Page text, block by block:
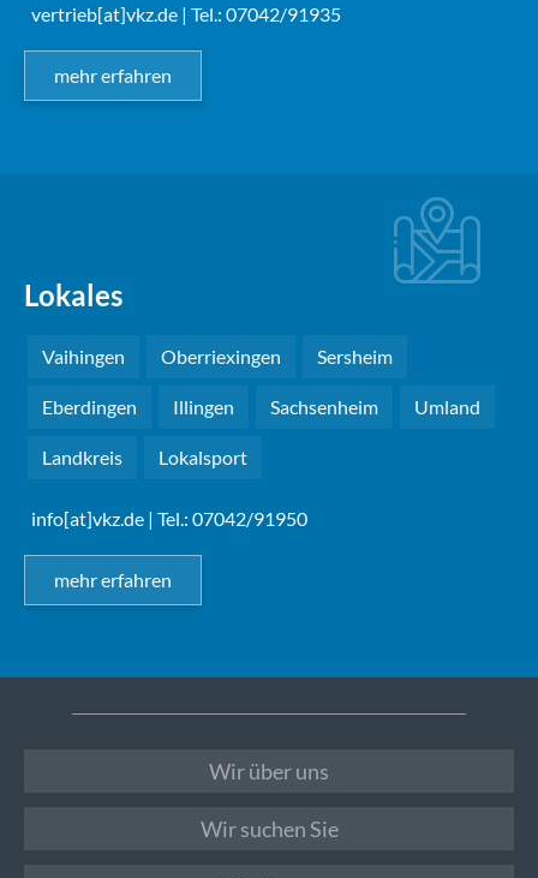
vertrieb[at]vkz.de | Tel.: 07042/91935
mehr erfahren
Lokales
Vaihingen Oberriexingen Sersheim
Eberdingen Illingen Sachsenheim Umland
Landkreis Lokalsport
info[at]vkz.de | Tel.: 07042/91950
mehr erfahren
Wir über uns
Wir suchen Sie